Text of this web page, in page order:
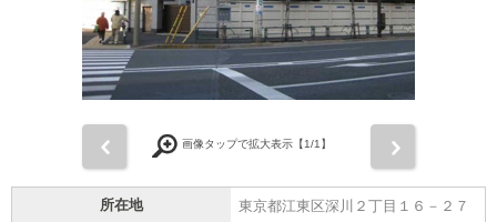
画像タップで拡大表示【1/1】
所在地 東京都江東区深川２丁目１６－２７